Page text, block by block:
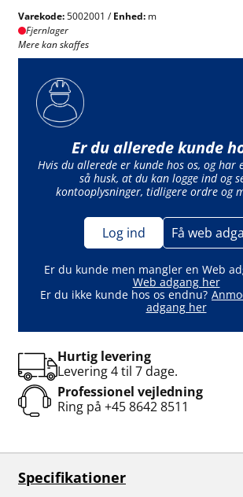
Varekode:5002001 /Enhed: m
Fjernlager
Mere kan skaffes
Er du allerede kunde
Hvis du allerede er kunde hos os, og har
så husk, at du kan logge ind og
kontooplysninger, tidligere ordre og
Log ind Få web
Er du kunde men mangler en Web
Web adgang her
Er du ikke kunde hos os endnu?
adgang her
Hurtig levering
Levering 4 til 7 dage.
Professionel vejledning
Ring på +45 8642 8511
Specifikationer